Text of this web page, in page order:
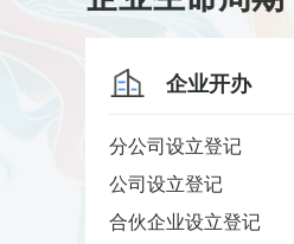
企业开办
分公司设立登记
公司设立登记
合伙企业设立登记